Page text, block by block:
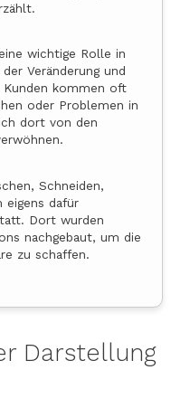
wichtige Rolle in
Veränderung und
Kunden kommen oft
oder Problemen in
dort von den
Schneiden,
eigens dafür
Dort wurden
nachgebaut, um die
zu schaffen.
Darstellung